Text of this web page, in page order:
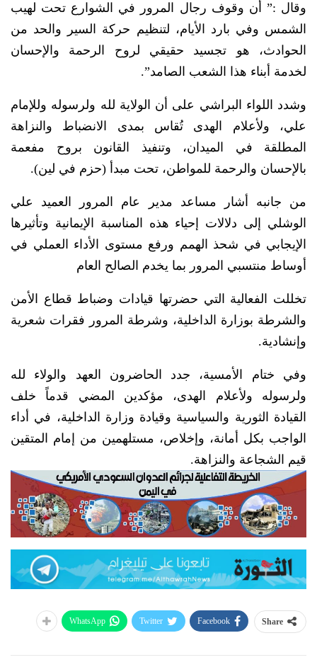
وقال :” أن وقوف رجال المرور في الشوارع تحت لهيب
الشمس وفي بارد الأيام، لتنظيم حركة السير والحد من
الحوادث، هو تجسيد حقيقي لروح الرحمة والإحسان
لخدمة أبناء هذا الشعب الصامد”.
وشدد اللواء البراشي على أن الولاية لله ولرسوله وللإمام
علي، ولأعلام الهدى تُقاس بمدى الانضباط والنزاهة
المطلقة في الميدان، وتنفيذ القانون بروح مفعمة
بالإحسان والرحمة للمواطن، تحت مبدأ (حزم في لين).
من جانبه أشار مساعد مدير عام المرور العميد علي
الوشلي إلى دلالات إحياء هذه المناسبة الإيمانية وتأثيرها
الإيجابي في شحذ الهمم ورفع مستوى الأداء العملي في
أوساط منتسبي المرور بما يخدم الصالح العام
تخللت الفعالية التي حضرتها قيادات وضباط قطاع الأمن
والشرطة بوزارة الداخلية، وشرطة المرور فقرات شعرية
وإنشادية.
وفي ختام الأمسية، جدد الحاضرون العهد والولاء لله
ولرسوله ولأعلام الهدى، مؤكدين المضي قدماً خلف
القيادة الثورية والسياسية وقيادة وزارة الداخلية، في أداء
الواجب بكل أمانة، وإخلاص، مستلهمين من إمام المتقين
قيم الشجاعة والنزاهة.
Share
Facebook
Twitter
WhatsApp